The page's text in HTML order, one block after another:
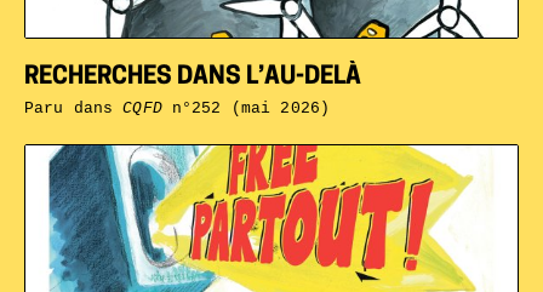
RECHERCHES DANS L’AU-DELÀ
Paru dansCQFDn°252 (mai 2026)